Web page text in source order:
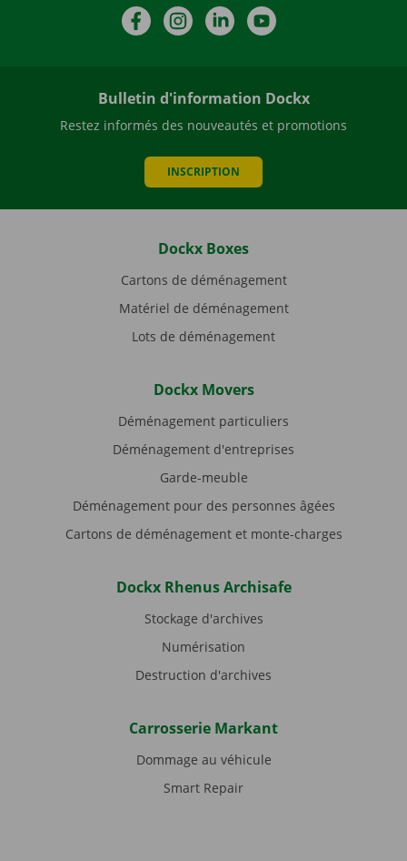
FacebookInstagramLinkedIn
Bulletin d'information Dockx
Restez informés des nouveautés et promotions
INSCRIPTION
Dockx Boxes
Cartons de déménagement
Matériel de déménagement
Lots de déménagement
Dockx Movers
Déménagement particuliers
Déménagement d'entreprises
Garde-meuble
Déménagement pour des personnes âgées
Cartons de déménagement et monte-charges
Dockx Rhenus Archisafe
Stockage d'archives
Numérisation
Destruction d'archives
Carrosserie Markant
Dommage au véhicule
Smart Repair